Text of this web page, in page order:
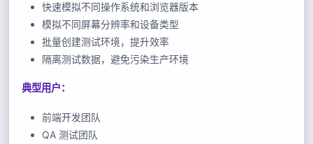
快速模拟不同操作系统和浏览器版本
模拟不同屏幕分辨率和设备类型
批量创建测试环境，提升效率
隔离测试数据，避免污染生产环境
典型用户：
前端开发团队
QA 测试团队